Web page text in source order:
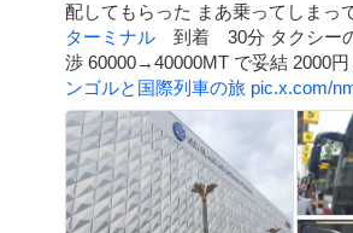
配してもらった まあ乗ってしまっ
ターミナル 到着 30分 タクシー
渉 60000→40000MT で妥結 2000円
ンゴルと国際列車の旅 pic.x.com/